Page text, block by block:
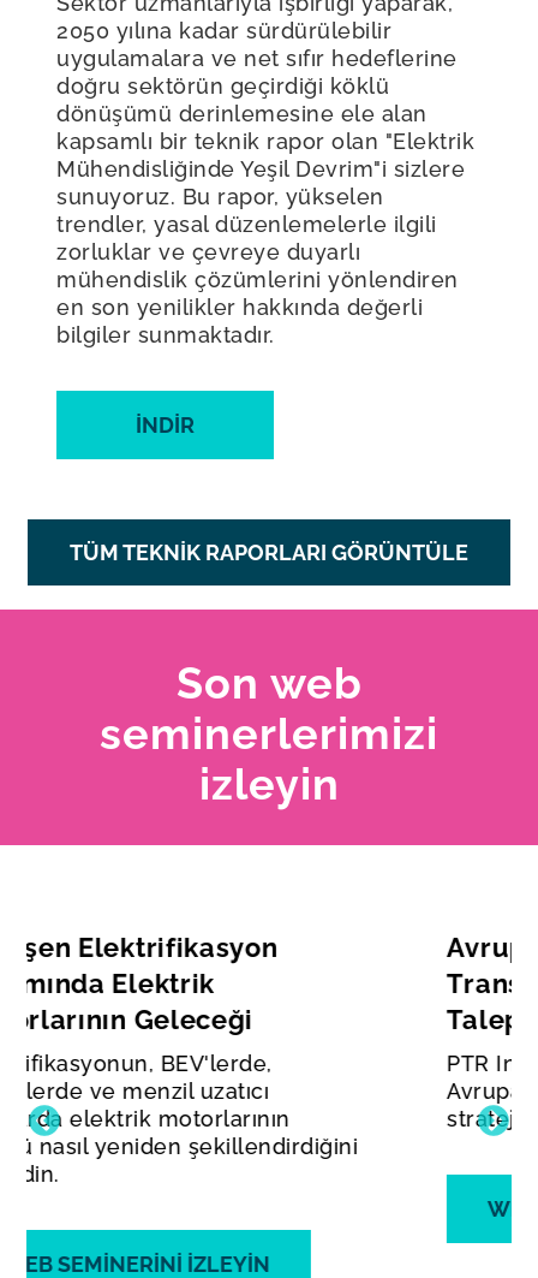
2050 yılına kadar sürdürülebilir
uygulamalara ve net sıfır hedeflerine
doğru sektörün geçirdiği köklü
dönüşümü derinlemesine ele alan
kapsamlı bir teknik rapor olan "Elektrik
Mühendisliğinde Yeşil Devrim"i sizlere
sunuyoruz. Bu rapor, yükselen
trendler, yasal düzenlemelerle ilgili
zorluklar ve çevreye duyarlı
mühendislik çözümlerini yönlendiren
en son yenilikler hakkında değerli
bilgiler sunmaktadır.
İNDIR
TÜM TEKNIK RAPORLARI GÖRÜNTÜLE
Son web
seminerlerimizi
izleyin
Avrupa’da Güç
Transformatörleri için Arz-
Talep Dinamiklerinin Analizi
PTR Inc.'den uzmanlar, küresel ve
Avrupa pazar dinamiklerine ilişkin
stratejik bir genel bakış sunuyor.